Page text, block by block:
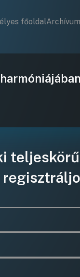
főoldalArchívum